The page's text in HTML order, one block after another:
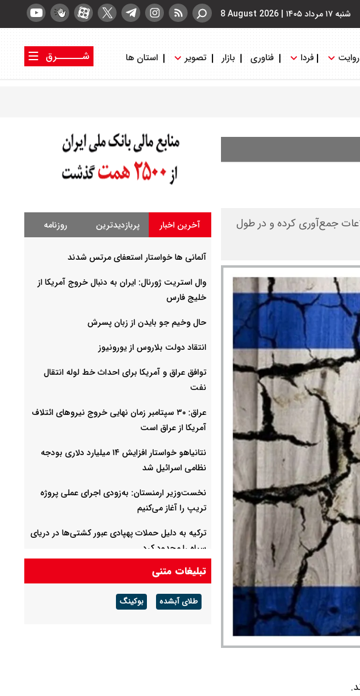
شنبه ۱۷ مرداد ۱۴۰۵ |
8 August 2026
روایت فردا فناوری بازار تصویر استان ها
شــــــرق
جمع‌آوری کرده و در طول
آخرین اخبار پربازدیدترین روزنامه
آلمانی ها خواستار استعفای مرتس شدند
وال استریت ژورنال: ایران به دنبال خروج آمریکا از
خلیج فارس
حال وخیم جو بایدن از زبان پسرش
انتقاد دولت بلاروس از یورونیوز
توافق عراق و آمریکا برای احداث خط لوله انتقال
نفت
عراق: ۳۰ سپتامبر زمان نهایی خروج نیروهای ائتلاف
آمریکا از عراق است
نتانیاهو خواستار افزایش ۱۴ میلیارد دلاری بودجه
نظامی اسرائیل شد
نخست‌وزیر ارمنستان: به‌زودی اجرای عملی پروژه
تریپ را آغاز می‌کنیم
ترکیه به دلیل حملات پهپادی عبور کشتی‌ها در دریای
سیاه را محدود کرد
توافق لبنان و اسرائیل بر سر فهرست کشورهای ناظر
بر خلع سلاح حزب‌الله
تبلیغات متنی
طلای آبشده بوکینگ